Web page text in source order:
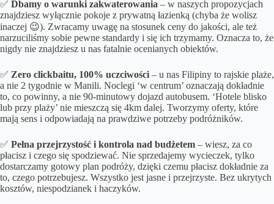
✅ Dbamy o warunki zakwaterowania – w naszych propozycjach
znajdziesz wyłącznie pokoje z prywatną łazienką (chyba że wolisz
inaczej 😉). Zwracamy uwagę na stosunek ceny do jakości, ale też
narzuciliśmy sobie pewne standardy i się ich trzymamy. Oznacza to, że
nigdy nie znajdziesz u nas fatalnie ocenianych obiektów.
✅ Zero clickbaitu, 100% uczciwości – u nas Filipiny to rajskie plaże,
a nie 2 tygodnie w Manili. Noclegi ‘w centrum’ oznaczają dokładnie
to, co powinny, a nie 90-minutowy dojazd autobusem. ‘Hotele blisko
lub przy plaży’ nie mieszczą się 4km dalej. Tworzymy oferty, które
mają sens i odpowiadają na prawdziwe potrzeby podróżników.
✅ Pełna przejrzystość i kontrola nad budżetem – wiesz, za co
płacisz i czego się spodziewać. Nie sprzedajemy wycieczek, tylko
dostarczamy gotowy plan podróży, dzięki czemu płacisz dokładnie za
to, czego potrzebujesz. Wszystko jest jasne i przejrzyste. Bez ukrytych
kosztów, niespodzianek i haczyków.